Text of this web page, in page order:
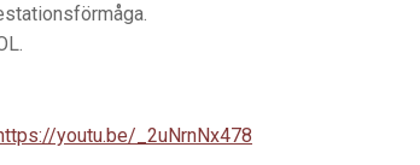
youtu.be/_2uNrnNx478